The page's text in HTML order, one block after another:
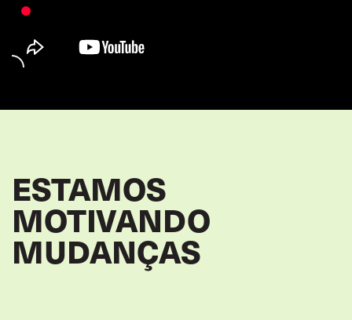
ESTAMOS
MOTIVANDO
MUDANÇAS